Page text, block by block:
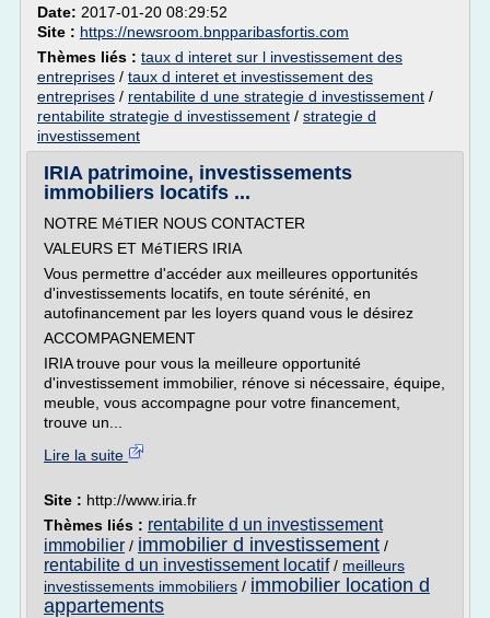
Date: 2017-01-20 08:29:52
Site : https://newsroom.bnpparibasfortis.com
Thèmes liés : taux d interet sur l investissement des
entreprises / taux d interet et investissement des
entreprises / rentabilite d une strategie d investissement /
rentabilite strategie d investissement / strategie d
investissement
IRIA patrimoine, investissements
immobiliers locatifs ...
NOTRE MéTIER NOUS CONTACTER
VALEURS ET MéTIERS IRIA
Vous permettre d'accéder aux meilleures opportunités
d'investissements locatifs, en toute sérénité, en
autofinancement par les loyers quand vous le désirez
ACCOMPAGNEMENT
IRIA trouve pour vous la meilleure opportunité
d'investissement immobilier, rénove si nécessaire, équipe,
meuble, vous accompagne pour votre financement,
trouve un...
Lire la suite
Site : http://www.iria.fr
Thèmes liés : rentabilite d un investissement
immobilier / immobilier d investissement /
rentabilite d un investissement locatif/ meilleurs
investissements immobiliers / immobilier location d
appartements